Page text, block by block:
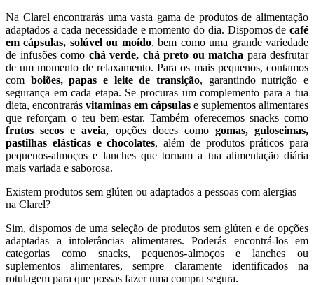
Na Clarel encontrarás uma vasta gama de produtos de alimentação
adaptados a cada necessidade e momento do dia. Dispomos de café
em cápsulas, solúvel ou moído, bem como uma grande variedade
de infusões como chá verde, chá preto ou matcha para desfrutar
de um momento de relaxamento. Para os mais pequenos, contamos
com boiões, papas e leite de transição, garantindo nutrição e
segurança em cada etapa. Se procuras um complemento para a tua
dieta, encontrarás vitaminas em cápsulas e suplementos alimentares
que reforçam o teu bem-estar. Também oferecemos snacks como
frutos secos e aveia, opções doces como gomas, guloseimas,
pastilhas elásticas e chocolates, além de produtos práticos para
pequenos-almoços e lanches que tornam a tua alimentação diária
mais variada e saborosa.
Existem produtos sem glúten ou adaptados a pessoas com alergias
na Clarel?
Sim, dispomos de uma seleção de produtos sem glúten e de opções
adaptadas a intolerâncias alimentares. Poderás encontrá-los em
categorias como snacks, pequenos-almoços e lanches ou
suplementos alimentares, sempre claramente identificados na
rotulagem para que possas fazer uma compra segura.